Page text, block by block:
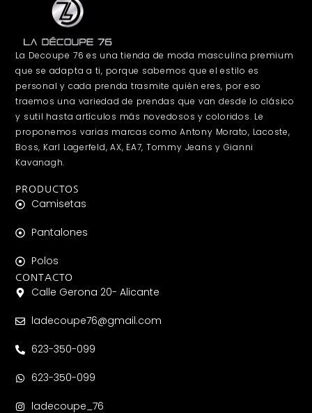
La Decoupe 76 es una tienda de moda masculina premium
que se adapta a ti, porque sabemos que el estilo es
personal y cada prenda trasmite quién eres, por eso
traemos una variedad de prendas que van desde lo clásico
y sutil hasta artículos más novedosos y coloridos. Le
proponemos varias marcas como Antony Morato, Lacoste,
Boss, Karl Lagerfeld, AX, EA7, Tommy Jeans y Gianni
Kavanagh.
PRODUCTOS
Camisetas
Pantalones
Polos
CONTACTO
Calle Gerona 20- Alicante
ladecoupe76@gmail.com
623-350-099
623-350-099
ladecoupe_76